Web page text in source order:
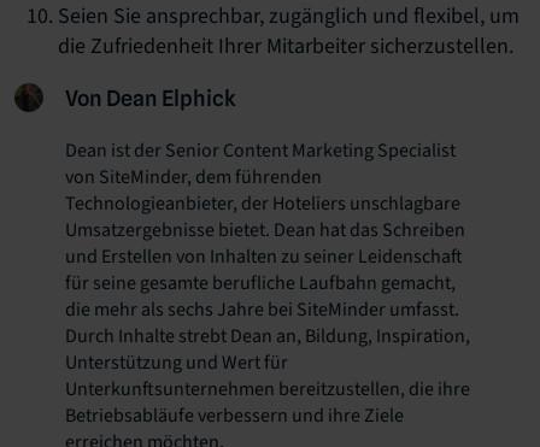
Seien Sie ansprechbar, zugänglich und flexibel, um
die Zufriedenheit Ihrer Mitarbeiter sicherzustellen.
Von Dean Elphick
Dean ist der Senior Content Marketing Specialist
von SiteMinder, dem führenden
Technologieanbieter, der Hoteliers unschlagbare
Umsatzergebnisse bietet. Dean hat das Schreiben
und Erstellen von Inhalten zu seiner Leidenschaft
für seine gesamte berufliche Laufbahn gemacht,
die mehr als sechs Jahre bei SiteMinder umfasst.
Durch Inhalte strebt Dean an, Bildung, Inspiration,
Unterstützung und Wert für
Unterkunftsunternehmen bereitzustellen, die ihre
Betriebsabläufe verbessern und ihre Ziele